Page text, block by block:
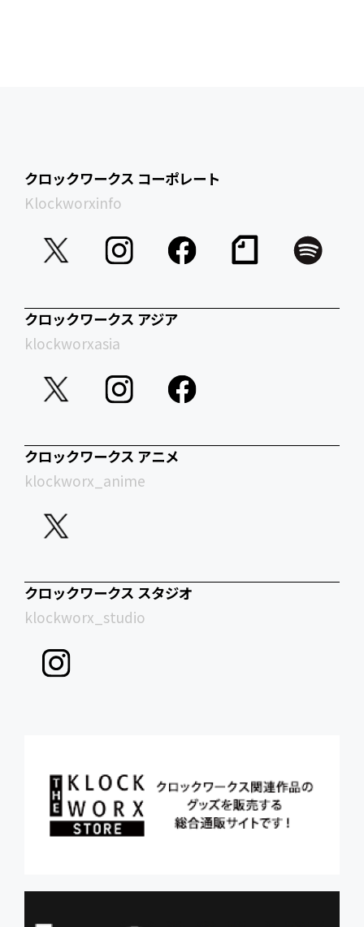
クロックワークス コーポレート
Klockworxinfo
クロックワークス アジア
klockworxasia
クロックワークス アニメ
klockworx_anime
クロックワークス スタジオ
klockworx_studio